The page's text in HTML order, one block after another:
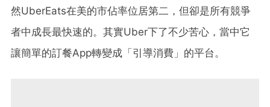
然UberEats在美的市佔率位居第二，但卻是所有競爭
者中成長最快速的。其實Uber下了不少苦心，當中它
讓簡單的訂餐App轉變成「引導消費」的平台。